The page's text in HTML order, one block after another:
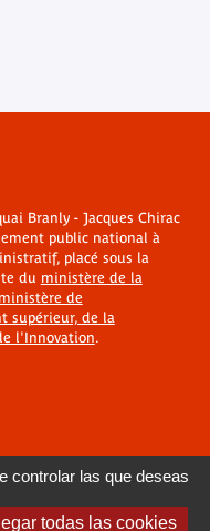
Branly - Jacques Chirac
public national à
placé sous la
du ministère de la
ministère de
supérieur, de la
l'Innovation.
controlar las que deseas
todas las cookies